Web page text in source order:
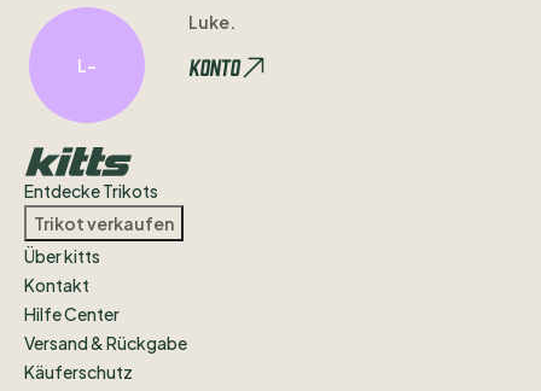
L-
Luke.
Konto
Entdecke Trikots
Trikot verkaufen
Über kitts
Kontakt
Hilfe Center
Versand & Rückgabe
Käuferschutz